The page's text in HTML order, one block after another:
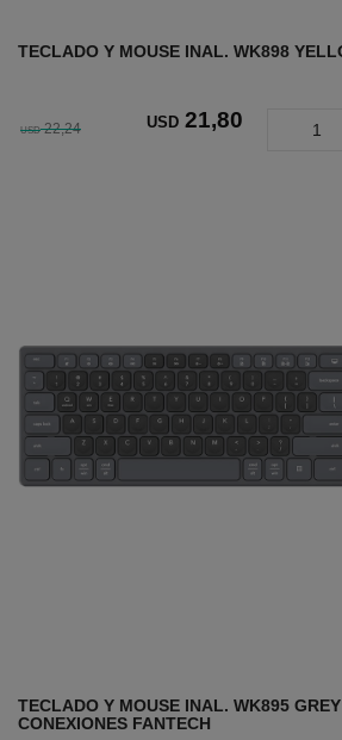
TECLADO Y MOUSE INAL. WK898
USD 22,24 USD 21,80
TECLADO Y MOUSE INAL. WK895
CONEXIONES FANTECH